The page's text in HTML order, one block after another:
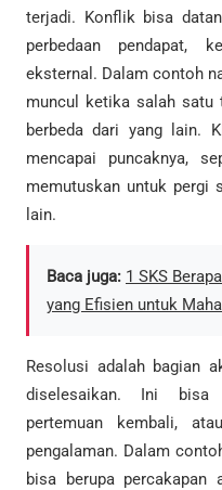
terjadi. Konflik bisa
perbedaan pendapat,
eksternal. Dalam contoh
muncul ketika salah satu
berbeda dari yang lain.
mencapai puncaknya,
memutuskan untuk pergi
lain.
Baca juga: 1 SKS
yang Efisien untuk
Resolusi adalah bagian
diselesaikan. Ini bisa
pertemuan kembali,
pengalaman. Dalam
bisa berupa percakapan